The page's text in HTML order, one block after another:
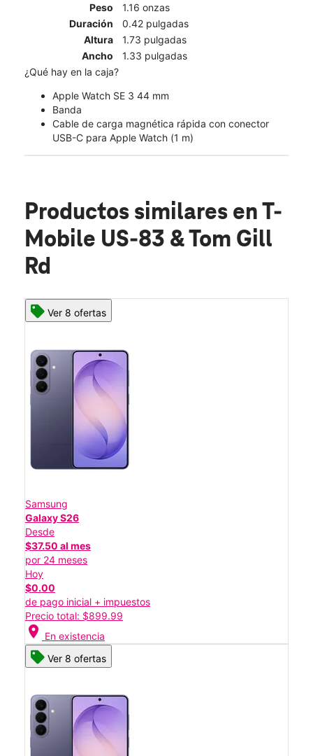
Peso
1.16 onzas
Duración
0.42 pulgadas
Altura
1.73 pulgadas
Ancho
1.33 pulgadas
¿Qué hay en la caja?
Apple Watch SE 3 44 mm
Banda
Cable de carga magnética rápida con conector
USB-C para Apple Watch (1 m)
Productos similares en T-
Mobile US-83 & Tom Gill
Rd
Ver 8 ofertas
Samsung
Galaxy S26
Desde
$37.50 al mes
por 24 meses
Hoy
$0.00
de pago inicial + impuestos
Precio total: $899.99
location_on En existencia
Ver 8 ofertas